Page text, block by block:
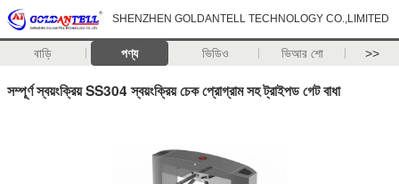
SHENZHEN GOLDANTELL TECHNOLOGY CO.,LIMITED
বাড়ি পণ্য ভিডিও ভিআর শো >>
সম্পূর্ণ স্বয়ংক্রিয় SS304 স্বয়ংক্রিয় চেক প্রোগ্রাম সহ ট্রাইপড গেট বাধা